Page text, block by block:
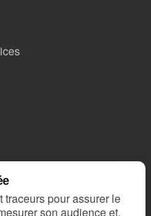
pour assurer le
son audience et,